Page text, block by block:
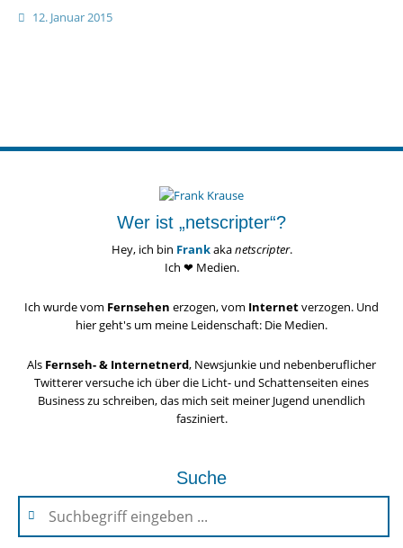
12. Januar 2015
Wer ist „netscripter“?
Hey, ich bin Frankakanetscripter.
Ich ❤ Medien.
Ich wurde vom Fernsehen erzogen, vom Internetverzogen. Und
hier geht's um meine Leidenschaft: Die Medien.
Als Fernseh- & Internetnerd, Newsjunkie und nebenberuflicher
Twitterer versuche ich über die Licht- und Schattenseiten eines
Business zu schreiben, das mich seit meiner Jugend unendlich
fasziniert.
Suche